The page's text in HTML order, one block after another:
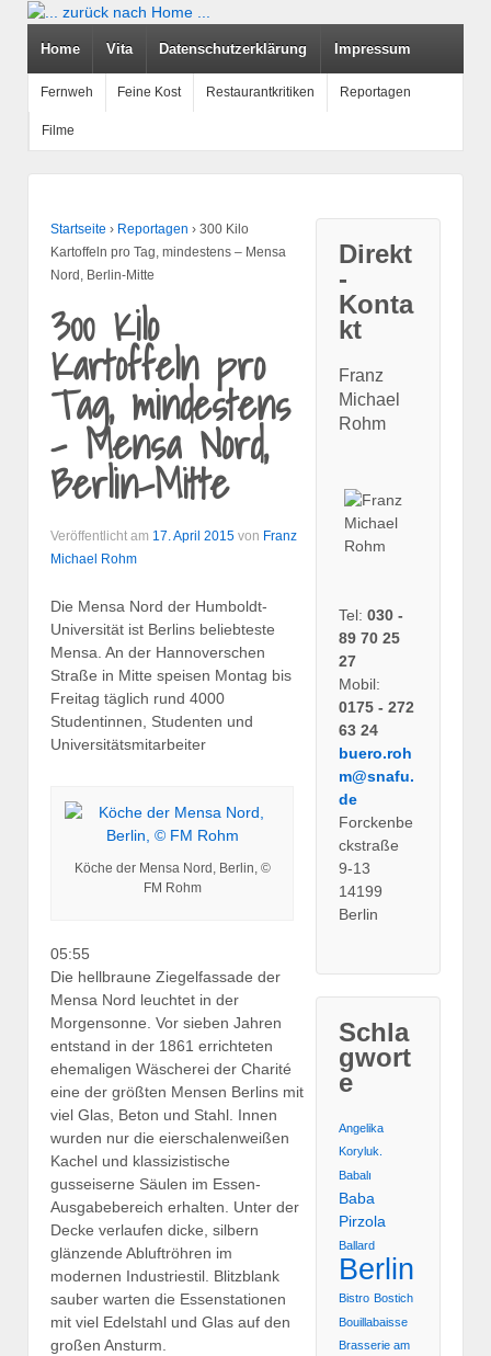
Home Vita Datenschutzerklärung Impressum
Fernweh Feine Kost Restaurantkritiken Reportagen
Filme
Startseite › Reportagen › 300 Kilo
Kartoffeln pro Tag, mindestens – Mensa
Nord, Berlin-Mitte
300 Kilo
Kartoffeln pro
Tag, mindestens
– Mensa Nord,
Berlin-Mitte
Veröffentlicht am 17. April 2015 von Franz
Michael Rohm
Die Mensa Nord der Humboldt-
Universität ist Berlins beliebteste
Mensa. An der Hannoverschen
Straße in Mitte speisen Montag bis
Freitag täglich rund 4000
Studentinnen, Studenten und
Universitätsmitarbeiter
Köche der Mensa Nord, Berlin, ©
FM Rohm
05:55
Die hellbraune Ziegelfassade der
Mensa Nord leuchtet in der
Morgensonne. Vor sieben Jahren
entstand in der 1861 errichteten
ehemaligen Wäscherei der Charité
eine der größten Mensen Berlins mit
viel Glas, Beton und Stahl. Innen
wurden nur die eierschalenweißen
Kachel und klassizistische
gusseiserne Säulen im Essen-
Ausgabebereich erhalten. Unter der
Decke verlaufen dicke, silbern
glänzende Abluftröhren im
modernen Industriestil. Blitzblank
sauber warten die Essenstationen
mit viel Edelstahl und Glas auf den
großen Ansturm.
Direkt
-
Konta
kt
Franz
Michael
Rohm
Tel:030 -
89 70 25
27
Mobil:
0175 - 272
63 24
buero.roh
m@snafu.
de
Forckenbe
ckstraße
9-13
14199
Berlin
Schla
gwort
e
Angelika
Koryluk.
Babalı
Baba
Pirzola
Ballard
Berlin
Bistro Bostich
Bouillabaisse
Brasserie am